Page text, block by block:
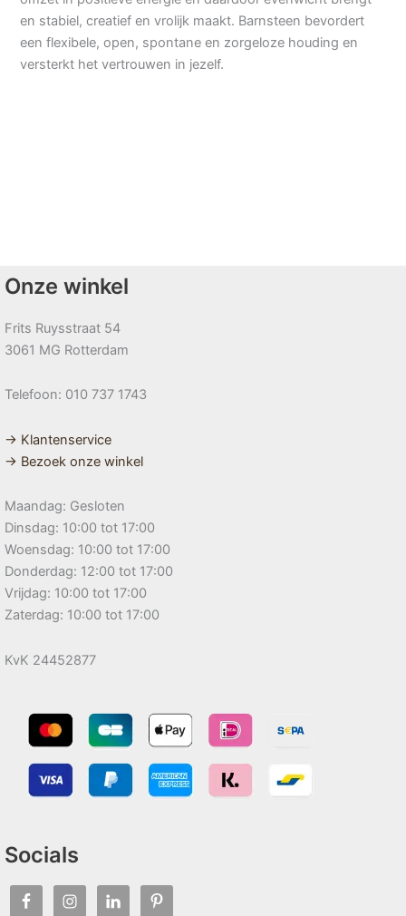
en stabiel, creatief en vrolijk maakt. Barnsteen bevordert
een flexibele, open, spontane en zorgeloze houding en
versterkt het vertrouwen in jezelf.
Onze winkel
Frits Ruysstraat 54
3061 MG Rotterdam
Telefoon: 010 737 1743
→ Klantenservice
→ Bezoek onze winkel
Maandag: Gesloten
Dinsdag: 10:00 tot 17:00
Woensdag: 10:00 tot 17:00
Donderdag: 12:00 tot 17:00
Vrijdag: 10:00 tot 17:00
Zaterdag: 10:00 tot 17:00
KvK 24452877
Socials